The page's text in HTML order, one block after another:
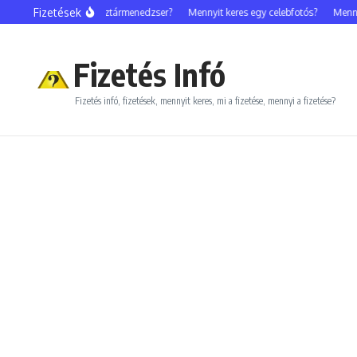
Ugrás a tartalomhoz
Fizetések
keres egy sztármenedzser? Mennyit keres egy celebfotós? Mennyit
Fizetés Infó
Fizetés infó, fizetések, mennyit keres, mi a fizetése, mennyi a fizetése?